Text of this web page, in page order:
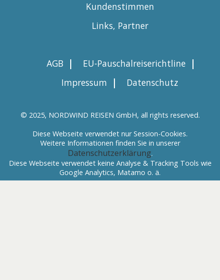
Kundenstimmen
Links, Partner
AGB | EU-Pauschalreiserichtline |
Impressum | Datenschutz
© 2025, NORDWIND REISEN GmbH, all rights reserved.
Diese Webseite verwendet nur Session-Cookies.
Weitere Informationen finden Sie in unserer
Datenschutzerklärung.
Diese Webseite verwendet keine Analyse & Tracking Tools wie
Google Analytics, Matamo o. ä.